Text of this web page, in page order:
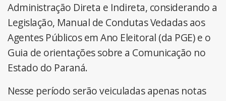
Administração Direta e Indireta, considerando a
Legislação, Manual de Condutas Vedadas aos
Agentes Públicos em Ano Eleitoral (da PGE) e o
Guia de orientações sobre a Comunicação no
Estado do Paraná.
Nesse período serão veiculadas apenas notas